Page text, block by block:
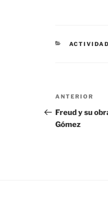
de
entradas
Entrada
anterior:
ANTERIOR
Freud y su
Gómez